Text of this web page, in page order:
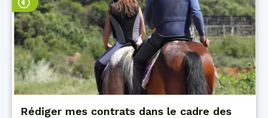
Rédiger mes contrats dans le cadre des